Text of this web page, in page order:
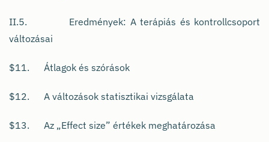
II.5. Eredmények: A terápiás és kontrollcsoport
változásai
$11. Átlagok és szórások
$12. A változások statisztikai vizsgálata
$13. Az „Effect size” értékek meghatározása